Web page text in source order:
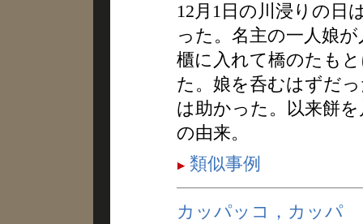
12月1日の川浸りの日
った。名主の一人娘
櫃に入れて橋のたも
た。娘を呑むはずだ
は助かった。以来餅
の由来。
類似事例
カッパッコ，カッパ